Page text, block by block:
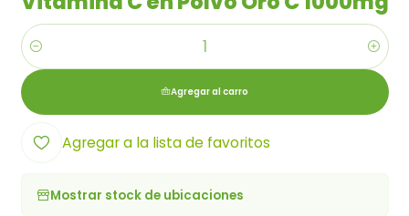
Cantidad
Agregar al carro
Agregar a la lista de favoritos
Mostrar stock de ubicaciones